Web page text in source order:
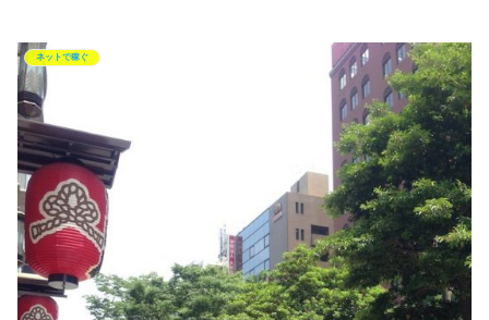
ネットで稼ぐ